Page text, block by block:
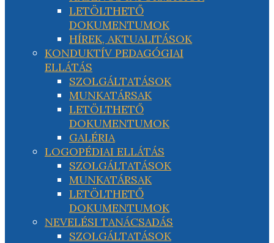
LETÖLTHETŐ
DOKUMENTUMOK
HÍREK, AKTUALITÁSOK
KONDUKTÍV PEDAGÓGIAI
ELLÁTÁS
SZOLGÁLTATÁSOK
MUNKATÁRSAK
LETÖLTHETŐ
DOKUMENTUMOK
GALÉRIA
LOGOPÉDIAI ELLÁTÁS
SZOLGÁLTATÁSOK
MUNKATÁRSAK
LETÖLTHETŐ
DOKUMENTUMOK
NEVELÉSI TANÁCSADÁS
SZOLGÁLTATÁSOK